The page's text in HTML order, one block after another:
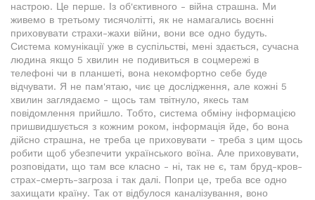
настрою. Це перше. Із об'єктивного - війна страшна. Ми
живемо в третьому тисячолітті, як не намагались воєнні
приховувати страхи-жахи війни, вони все одно будуть.
Система комунікації уже в суспільстві, мені здається, сучасна
людина якщо 5 хвилин не подивиться в соцмережі в
телефоні чи в планшеті, вона некомфортно себе буде
відчувати. Я не пам'ятаю, чиє це дослідження, але кожні 5
хвилин заглядаємо - щось там твітнуло, якесь там
повідомлення прийшло. Тобто, система обміну інформацією
пришвидшується з кожним роком, інформація йде, бо вона
дійсно страшна, не треба це приховувати - треба з цим щось
робити щоб убезпечити українського воїна. Але приховувати,
розповідати, що там все класно - ні, так не є, там бруд-кров-
страх-смерть-загроза і так далі. Попри це, треба все одно
захищати країну. Так от відбулося каналізування, воно